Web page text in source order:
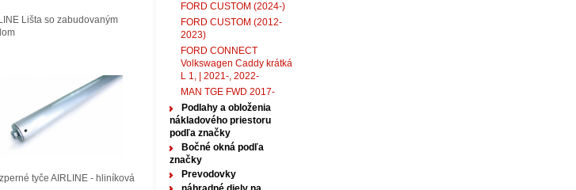
FORD CUSTOM (2024-)
FORD CUSTOM (2012-
2023)
FORD CONNECT
Volkswagen Caddy krátká
L 1, | 2021-, 2022-
MAN TGE FWD 2017-
Podlahy a obloženia
nákladového priestoru
podľa značky
Bočné okná podľa
značky
Prevodovky
Lišta so zabudovaným
tyče AIRLINE - hliníková